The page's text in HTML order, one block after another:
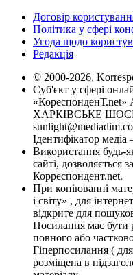
Договір
Політика у сфері
Угода щодо
Редакція
© 2000-2026,
Суб'єкт у сфері
«КореспонденТ.net»
ХАРКІВСЬКЕ ШОСЕ,
Ідентифікатор
Використання будь-
сайті, дозволяється
Корреспондент.net.
При копіюванні
і світу» , для
відкрите для
Посилання має бути
повного або
Гіперпосилання (
розміщена в